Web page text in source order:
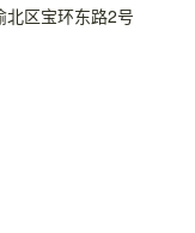
北区宝环东路2号